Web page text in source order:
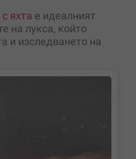
яхта е идеалният
на лукса, който
и изследването на